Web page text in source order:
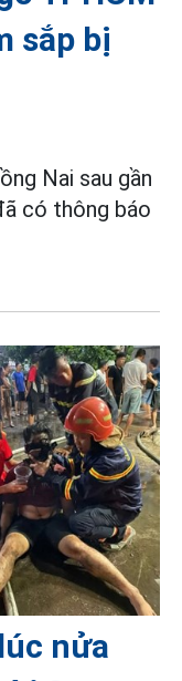
sắp bị
Nai sau gần
có thông báo
nửa